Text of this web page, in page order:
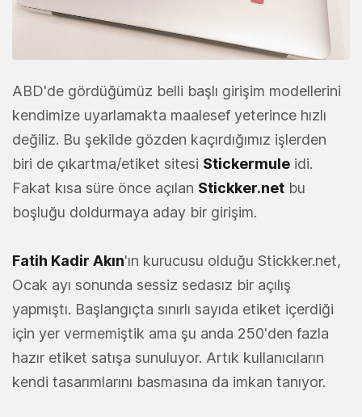
ABD'de gördüğümüz belli başlı girişim modellerini
kendimize uyarlamakta maalesef yeterince hızlı
değiliz. Bu şekilde gözden kaçırdığımız işlerden
biri de çıkartma/etiket sitesi Stickermule idi.
Fakat kısa süre önce açılan Stickker.net bu
boşluğu doldurmaya aday bir girişim.
Fatih Kadir Akın'ın kurucusu olduğu Stickker.net,
Ocak ayı sonunda sessiz sedasız bir açılış
yapmıştı. Başlangıçta sınırlı sayıda etiket içerdiği
için yer vermemiştik ama şu anda 250'den fazla
hazır etiket satışa sunuluyor. Artık kullanıcıların
kendi tasarımlarını basmasına da imkan tanıyor.